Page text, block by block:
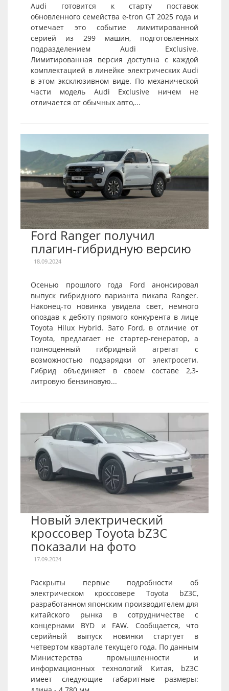
Audi готовится к старту поставок
обновленного семейства e-tron GT 2025 года и
отмечает это событие лимитированной
серией из 299 машин, подготовленных
подразделением Audi Exclusive.
Лимитированная версия доступна с каждой
комплектацией в линейке электрических Audi
в этом эксклюзивном виде. По механической
части модель Audi Exclusive ничем не
отличается от обычных авто,...
Ford Ranger получил
плагин-гибридную версию
18.09.2024
Осенью прошлого года Ford анонсировал
выпуск гибридного варианта пикапа Ranger.
Наконец-то новинка увидела свет, немного
опоздав к дебюту прямого конкурента в лице
Toyota Hilux Hybrid. Зато Ford, в отличие от
Toyota, предлагает не стартер-генератор, а
полноценный гибридный агрегат с
возможностью подзарядки от электросети.
Гибрид объединяет в своем составе 2,3-
литровую бензиновую...
Новый электрический
кроссовер Toyota bZ3C
показали на фото
17.09.2024
Раскрыты первые подробности об
электрическом кроссовере Toyota bZ3C,
разработанном японским производителем для
китайского рынка в сотрудничестве с
концернами BYD и FAW. Сообщается, что
серийный выпуск новинки стартует в
четвертом квартале текущего года. По данным
Министерства промышленности и
информационных технологий Китая, bZ3C
имеет следующие габаритные размеры: